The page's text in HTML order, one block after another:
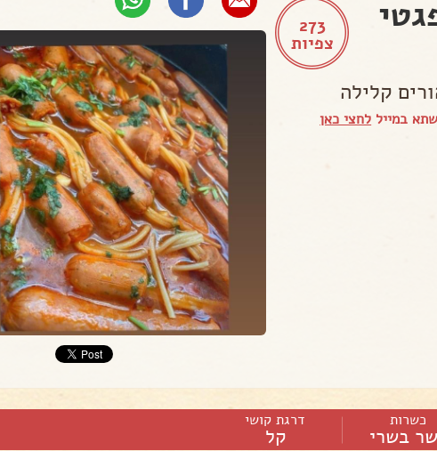
273
צפיות
קלילה
במייל לחצי כאן
כשרות
בשרי
דרגת קושי
קל